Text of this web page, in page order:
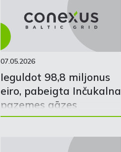
07.05.2026
Ieguldot 98,8 miljonus
eiro, pabeigta Inčukalna
pazemes gāzes
krātuves modernizācija